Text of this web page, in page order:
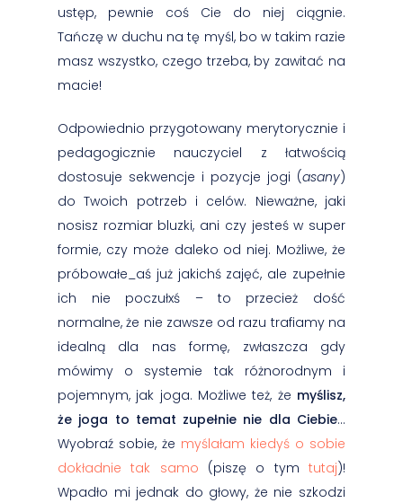
ustęp, pewnie coś Cie do niej ciągnie.
Tańczę w duchu na tę myśl, bo w takim razie
masz wszystko, czego trzeba, by zawitać na
macie!
Odpowiednio przygotowany merytorycznie i
pedagogicznie nauczyciel z łatwością
dostosuje sekwencje i pozycje jogi (asany)
do Twoich potrzeb i celów. Nieważne, jaki
nosisz rozmiar bluzki, ani czy jesteś w super
formie, czy może daleko od niej. Możliwe, że
próbowałe_aś już jakichś zajęć, ale zupełnie
ich nie poczułxś – to przecież dość
normalne, że nie zawsze od razu trafiamy na
idealną dla nas formę, zwłaszcza gdy
mówimy o systemie tak różnorodnym i
pojemnym, jak joga. Możliwe też, że myślisz,
że joga to temat zupełnie nie dla Ciebie…
Wyobraź sobie, że myślałam kiedyś o sobie
dokładnie tak samo (piszę o tym tutaj)!
Wpadło mi jednak do głowy, że nie szkodzi